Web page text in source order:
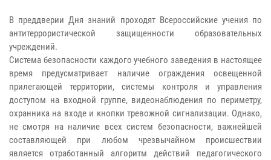
В преддверии Дня знаний проходят Всероссийские учения по
антитеррористической защищенности образовательных
учреждений.
Система безопасности каждого учебного заведения в настоящее
время предусматривает наличие ограждения освещенной
прилегающей территории, системы контроля и управления
доступом на входной группе, видеонаблюдения по периметру,
охранника на входе и кнопки тревожной сигнализации. Однако,
не смотря на наличие всех систем безопасности, важнейшей
составляющей при любом чрезвычайном происшествии
является отработанный алгоритм действий педагогического